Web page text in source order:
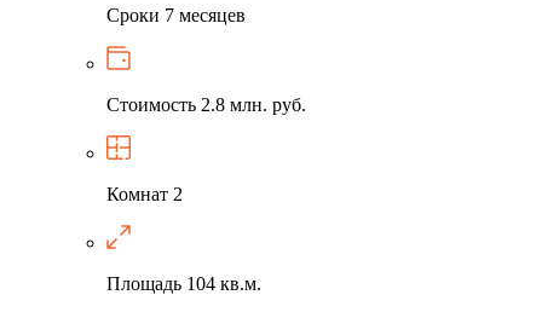
Сроки 7 месяцев
Стоимость 2.8 млн. руб.
Комнат 2
Площадь 104 кв.м.